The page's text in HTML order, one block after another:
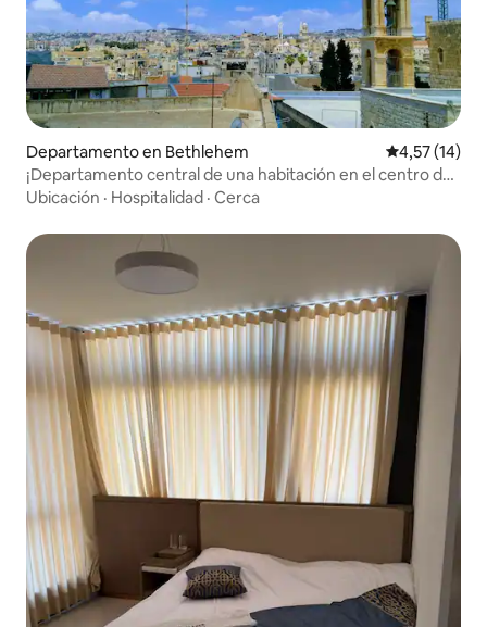
Departamento en Bethlehem Calificación
4,57 (14)
¡Departamento central de una habitación en el centro de
la ciudad!
Ubicación · Hospitalidad · Cerca